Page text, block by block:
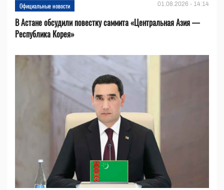
Официальные новости 01.08.2026 - 14:14
В Астане обсудили повестку саммита «Центральная Азия —
Республика Корея»